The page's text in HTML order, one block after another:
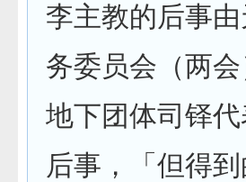
李主教的后事
务委员会（两
地下团体司铎
后事，「但得